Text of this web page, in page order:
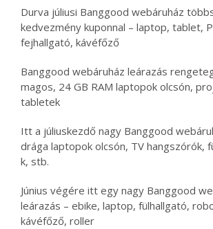
Durva júliusi Banggood webáruház
kedvezmény kuponnal – laptop, tablet,
fejhallgató, kávéfőző
Banggood webáruház leárazás
magos, 24 GB RAM laptopok olcsón,
tabletek
Itt a júliuskezdő nagy Banggood
drága laptopok olcsón, TV hangszórók,
k, stb.
Június végére itt egy nagy Banggood
leárazás – ebike, laptop, fülhallgató,
kávéfőző, roller